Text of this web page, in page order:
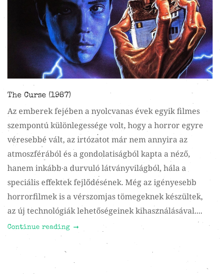
The Curse (1987)
Az emberek fejében a nyolcvanas évek egyik filmes
szempontú különlegessége volt, hogy a horror egyre
véresebbé vált, az irtózatot már nem annyira az
atmoszférából és a gondolatiságból kapta a néző,
hanem inkább a durvuló látványvilágból, hála a
speciális effektek fejlődésének. Még az igényesebb
horrorfilmek is a vérszomjas tömegeknek készültek,
az új technológiák lehetőségeinek kihasználásával....
Continue reading